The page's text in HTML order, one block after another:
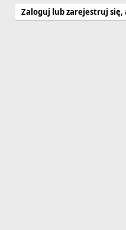
Zaloguj lub zarejestruj